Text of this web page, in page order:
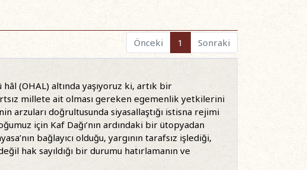
Önceki
1 Sonraki
(OHAL) altında yaşıyoruz ki, artık bir
millete ait olması gereken egemenlik yetkilerini
arzuları doğrultusunda siyasallaştığı istisna rejimi
için Kaf Dağı’nın ardındaki bir ütopyadan
bağlayıcı olduğu, yargının tarafsız işlediği,
hak sayıldığı bir durumu hatırlamanın ve